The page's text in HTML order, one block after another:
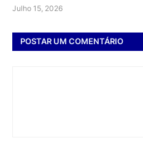
Julho 15, 2026
POSTAR UM COMENTÁRIO